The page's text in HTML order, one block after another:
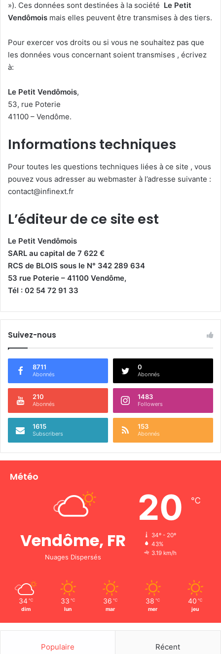
»). Ces données sont destinées à la société Le Petit
Vendômois mais elles peuvent être transmises à des tiers.
Pour exercer vos droits ou si vous ne souhaitez pas que
les données vous concernant soient transmises , écrivez
à:
Le Petit Vendômois,
53, rue Poterie
41100 – Vendôme.
Informations techniques
Pour toutes les questions techniques liées à ce site , vous
pouvez vous adresser au webmaster à l’adresse suivante :
contact@infinext.fr
L’éditeur de ce site est
Le Petit Vendômois
SARL au capital de 7 622 €
RCS de BLOIS sous le N° 342 289 634
53 rue Poterie – 41100 Vendôme,
Tél : 02 54 72 91 33
Suivez-nous
8711
Abonnés
0
Abonnés
210
Abonnés
1483
Followers
1615
Subscribers
153
Abonnés
Météo
Vendôme, FR
Nuages Dispersés
20 ℃
34º - 20º
43%
3.19 km/h
34 ℃
dim
33 ℃
lun
36 ℃
mar
38 ℃
mer
40 ℃
jeu
Populaire Récent